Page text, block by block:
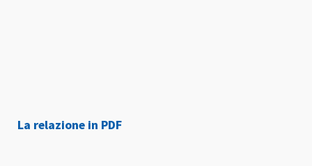
La relazione in PDF